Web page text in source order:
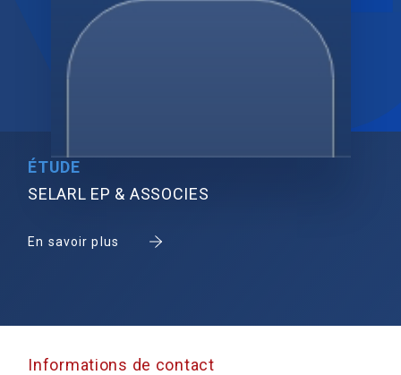
ÉTUDE
SELARL EP & ASSOCIES
En savoir plus
Informations de contact